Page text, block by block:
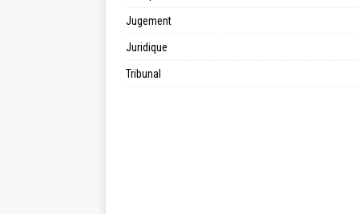
Jugement
Juridique
Tribunal